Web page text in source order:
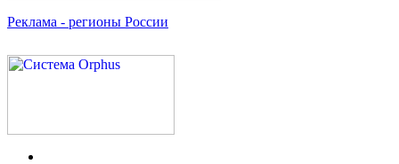
Реклама - регионы России